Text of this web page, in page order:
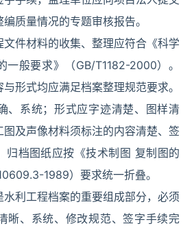
质量情况的专题审核报告。
件材料的收集、整理应符合《科学
一般要求》（GB/T1182-2000）。
形式均应满足档案整理规范要求。
、系统；形式应字迹清楚、图样清
图及声像材料须标注的内容清楚、签
归档图纸应按《技术制图 复制图的
1989）要求统一折叠。
利工程档案的重要组成部分，必须
晰、系统、修改规范、签字手续完